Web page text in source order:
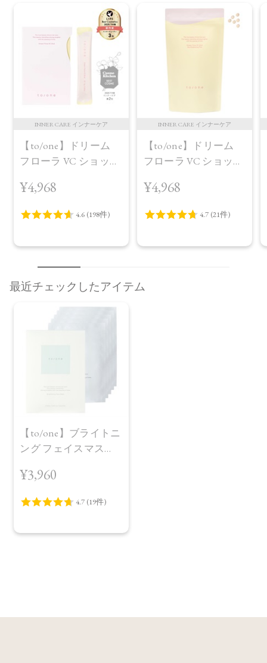
INNER CARE インナーケア
【to/one】ドリーム
フローラ VC ショット
¥4,968
INNER CARE インナーケア
【to/one】ドリーム
フローラ VC ショット
プラス＜限定品＞
¥4,968
最近チェックしたアイテム
【to/one】ブライトニ
ング フェイスマス
¥3,960